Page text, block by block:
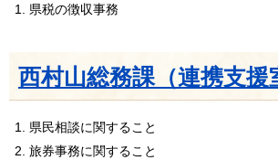
県税の徴収事務
西村山総務課（連携支援
県民相談に関すること
旅券事務に関すること